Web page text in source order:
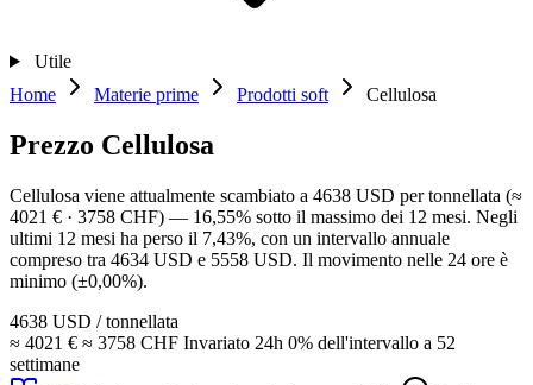
Utile
Home
Materie prime Prodotti soft Cellulosa
Prezzo Cellulosa
Cellulosa viene attualmente scambiato a 4638 USD per tonnellata (≈
4021 € · 3758 CHF) — 16,55% sotto il massimo dei 12 mesi. Negli
ultimi 12 mesi ha perso il 7,43%, con un intervallo annuale
compreso tra 4634 USD e 5558 USD. Il movimento nelle 24 ore è
minimo (±0,00%).
4638 USD / tonnellata
≈ 4021 € ≈ 3758 CHF Invariato 24h 0% dell'intervallo a 52
settimane